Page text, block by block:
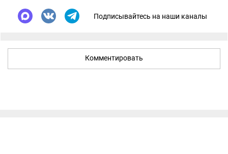
Подписывайтесь на наши каналы
Комментировать